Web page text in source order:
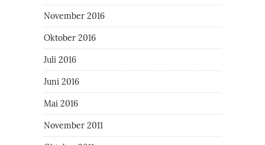
November 2016
Oktober 2016
Juli 2016
Juni 2016
Mai 2016
November 2011